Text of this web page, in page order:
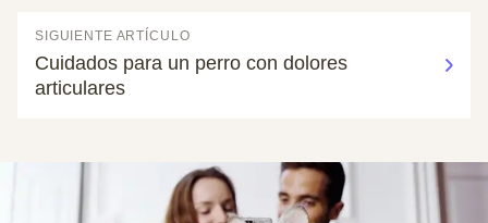
SIGUIENTE ARTÍCULO
Cuidados para un perro con dolores
articulares